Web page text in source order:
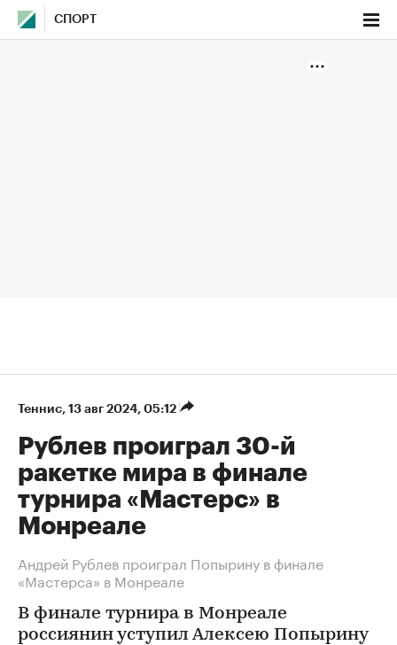
СПОРТ
Теннис⁠, 13 авг 2024, 05:12
Рублев проиграл 30-й
ракетке мира в финале
турнира «Мастерс» в
Монреале
Андрей Рублев проиграл Попырину в финале
«Мастерса» в Монреале
В финале турнира в Монреале
россиянин уступил Алексею Попырину